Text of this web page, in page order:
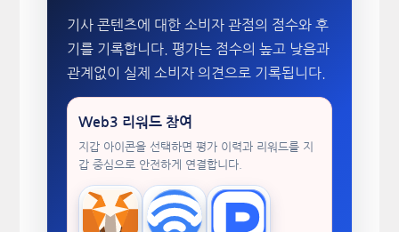
기사 콘텐츠에 대한 소비자 관점의 점수와 후
기를 기록합니다. 평가는 점수의 높고 낮음과
관계없이 실제 소비자 의견으로 기록됩니다.
Web3 리워드 참여
지갑 아이콘을 선택하면 평가 이력과 리워드를 지
갑 중심으로 안전하게 연결합니다.
MetaMask WalletConnectTokenPocket